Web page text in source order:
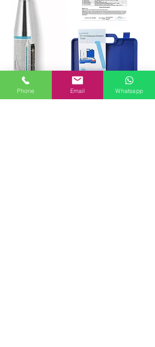
Phone Email Whatsapp